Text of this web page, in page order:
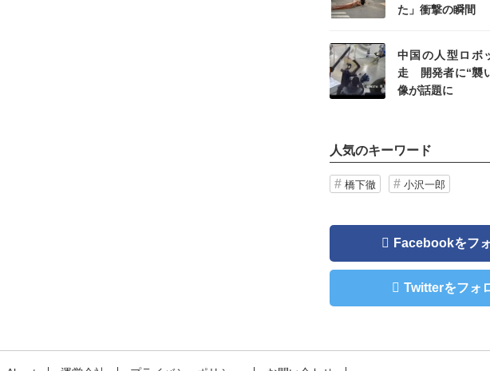
た」衝撃の瞬間
中国の人型ロボ
走 開発者に“襲
像が話題に
人気のキーワード
橋下徹 小沢一郎
Facebookをフ
Twitterをフォ